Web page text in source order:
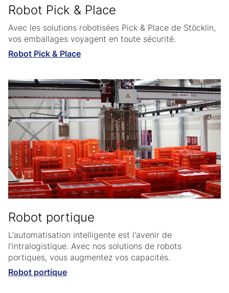
Robot Pick & Place
Avec les solutions robotisées Pick & Place de Stöcklin,
vos emballages voyagent en toute sécurité.
Robot Pick & Place
Robot portique
L'automatisation intelligente est l'avenir de
l'intralogistique. Avec nos solutions de robots
portiques, vous augmentez vos capacités.
Robot portique